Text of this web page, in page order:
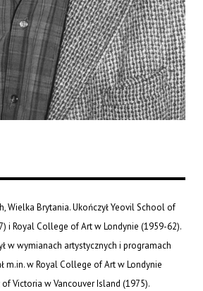
Wielka Brytania. Ukończył Yeovil School of
i Royal College of Art w Londynie (1959-62).
w wymianach artystycznych i programach
m.in. w Royal College of Art w Londynie
Victoria w Vancouver Island (1975).